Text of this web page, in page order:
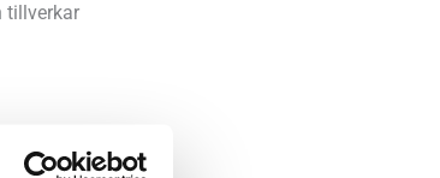
tillverkar